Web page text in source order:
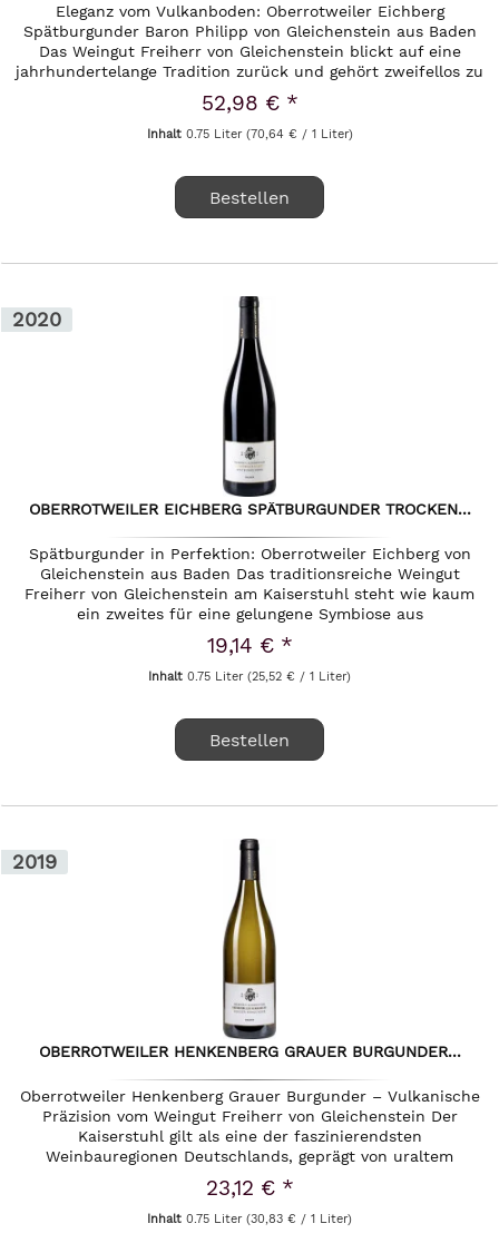
Eleganz vom Vulkanboden: Oberrotweiler Eichberg
Spätburgunder Baron Philipp von Gleichenstein aus Baden
Das Weingut Freiherr von Gleichenstein blickt auf eine
jahrhundertelange Tradition zurück und gehört zweifellos zu
52,98 € *
Inhalt 0.75 Liter (70,64 € / 1 Liter)
Bestellen
2020
OBERROTWEILER EICHBERG SPÄTBURGUNDER TROCKEN...
Spätburgunder in Perfektion: Oberrotweiler Eichberg von
Gleichenstein aus Baden Das traditionsreiche Weingut
Freiherr von Gleichenstein am Kaiserstuhl steht wie kaum
ein zweites für eine gelungene Symbiose aus
jahrhundertealter...
19,14 € *
Inhalt0.75 Liter(25,52 € / 1 Liter)
Bestellen
2019
OBERROTWEILER HENKENBERG GRAUER BURGUNDER...
Oberrotweiler Henkenberg Grauer Burgunder – Vulkanische
Präzision vom Weingut Freiherr von Gleichenstein Der
Kaiserstuhl gilt als eine der faszinierendsten
Weinbauregionen Deutschlands, geprägt von uraltem
Vulkangestein und einer...
23,12 € *
Inhalt0.75 Liter(30,83 € / 1 Liter)